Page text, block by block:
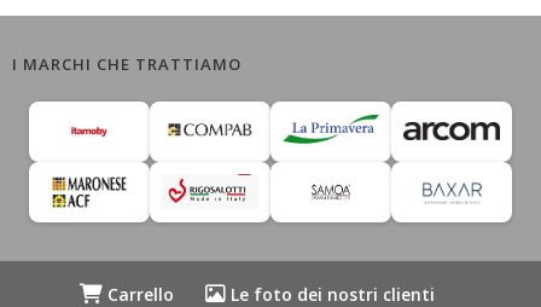
I MARCHI CHE TRATTIAMO
Carrello
Le foto dei nostri clienti